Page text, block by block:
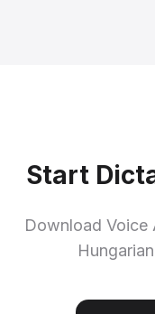
Start
Download Voice